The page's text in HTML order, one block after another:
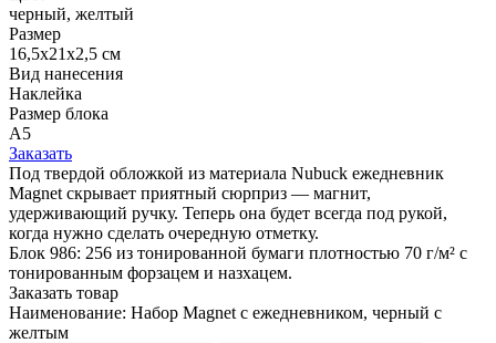
черный, желтый
Размер
16,5х21х2,5 см
Вид нанесения
Наклейка
Размер блока
А5
Заказать
Под твердой обложкой из материала Nubuck ежедневник
Magnet скрывает приятный сюрприз — магнит,
удерживающий ручку. Теперь она будет всегда под рукой,
когда нужно сделать очередную отметку.
Блок 986: 256 из тонированной бумаги плотностью 70 г/м² с
тонированным форзацем и назхацем.
Заказать товар
Наименование: Набор Magnet с ежедневником, черный с
желтым